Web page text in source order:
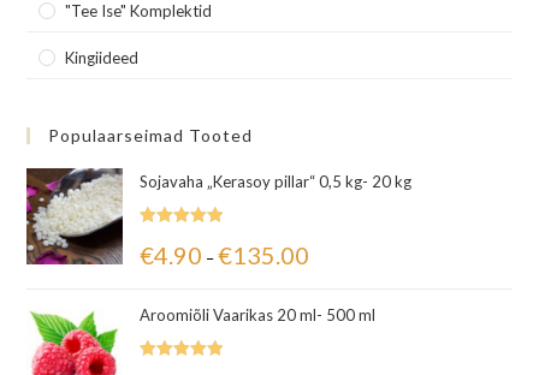
"Tee Ise" Komplektid
Kingiideed
Populaarseimad Tooted
Sojavaha „Kerasoy pillar“ 0,5 kg- 20 kg
5.00/ 5
€4.90 – €135.00
Aroomiõli Vaarikas 20 ml- 500 ml